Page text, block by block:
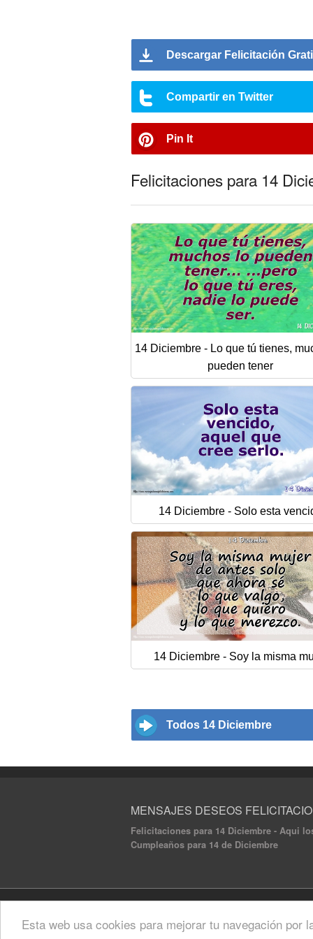
Esta web usa cookies para mejorar tu navegación por
Descargar Felicitación
Compartir en Twitter
Pin It
Felicitaciones para 14
14 Diciembre - Lo que tú tienes,
pueden tener
14 Diciembre - Solo esta
14 Diciembre - Soy la misma
Todos 14 Diciembre
MENSAJES DESEOS
Felicitaciones para 14 Diciembre - Aqui
Cumpleaños para 14 de Diciembre